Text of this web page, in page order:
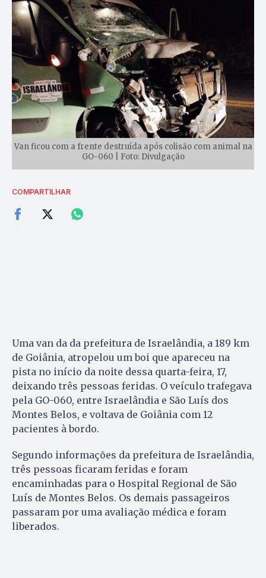
Van ficou com a frente destruída após colisão com animal na
GO-060 | Foto: Divulgação
COMPARTILHAR
Uma van da da prefeitura de Israelândia, a 189 km
de Goiânia, atropelou um boi que apareceu na
pista no início da noite dessa quarta-feira, 17,
deixando três pessoas feridas. O veículo trafegava
pela GO-060, entre Israelândia e São Luís dos
Montes Belos, e voltava de Goiânia com 12
pacientes à bordo.
Segundo informações da prefeitura de Israelândia,
três pessoas ficaram feridas e foram
encaminhadas para o Hospital Regional de São
Luís de Montes Belos. Os demais passageiros
passaram por uma avaliação médica e foram
liberados.